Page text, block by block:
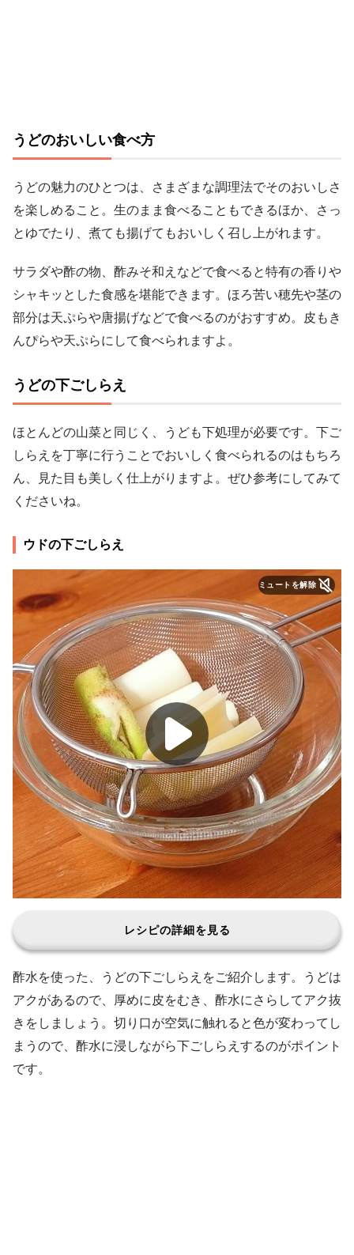
うどのおいしい食べ方
うどの魅力のひとつは、さまざまな調理法でそのおいしさ
を楽しめること。生のまま食べることもできるほか、さっ
とゆでたり、煮ても揚げてもおいしく召し上がれます。
サラダや酢の物、酢みそ和えなどで食べると特有の香りや
シャキッとした食感を堪能できます。ほろ苦い穂先や茎の
部分は天ぷらや唐揚げなどで食べるのがおすすめ。皮もき
んぴらや天ぷらにして食べられますよ。
うどの下ごしらえ
ほとんどの山菜と同じく、うども下処理が必要です。下ご
しらえを丁寧に行うことでおいしく食べられるのはもちろ
ん、見た目も美しく仕上がりますよ。ぜひ参考にしてみて
くださいね。
ウドの下ごしらえ
ミュートを解除
レシピの詳細を見る
酢水を使った、うどの下ごしらえをご紹介します。うどは
アクがあるので、厚めに皮をむき、酢水にさらしてアク抜
きをしましょう。切り口が空気に触れると色が変わってし
まうので、酢水に浸しながら下ごしらえするのがポイント
です。